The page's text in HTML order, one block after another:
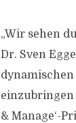
„Wir sehen
Dr. Sven
einzubringen
& Manage‘-